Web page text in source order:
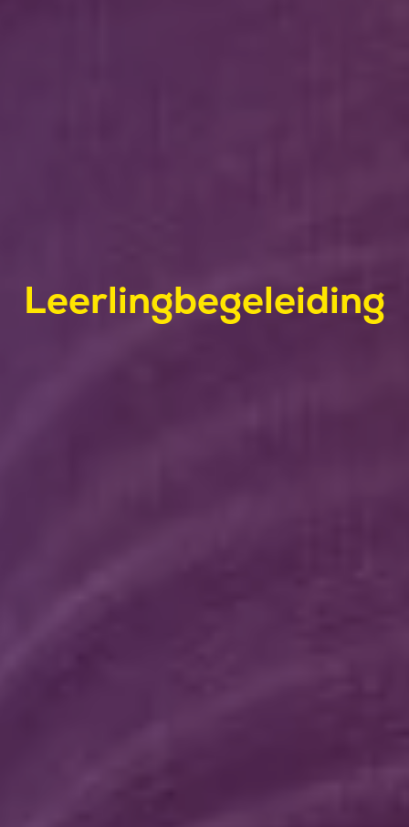
Leerlingbegeleiding